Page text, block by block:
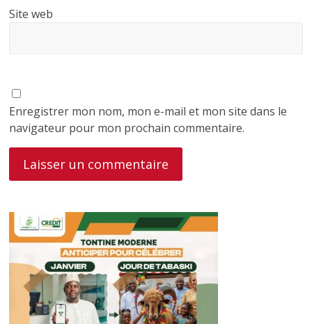
Site web
Enregistrer mon nom, mon e-mail et mon site dans le
navigateur pour mon prochain commentaire.